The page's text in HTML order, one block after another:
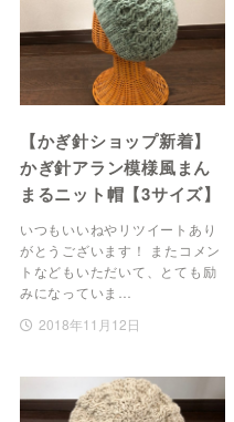
【かぎ針ショップ新着】
かぎ針アラン模様風まん
まるニット帽【3サイズ】
いつもいいねやリツイートあり
がとうございます！ またコメン
トなどもいただいて、とても励
みになっていま…
2018年11月12日